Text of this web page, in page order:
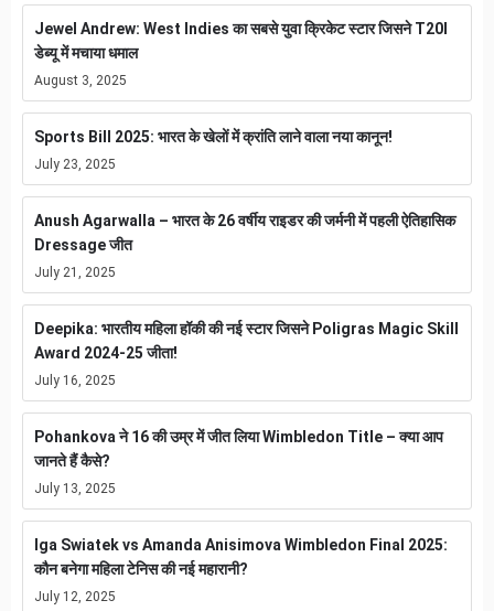
Jewel Andrew: West Indies का सबसे युवा क्रिकेट स्टार जिसने T20I
डेब्यू में मचाया धमाल
August 3, 2025
Sports Bill 2025: भारत के खेलों में क्रांति लाने वाला नया कानून!
July 23, 2025
Anush Agarwalla – भारत के 26 वर्षीय राइडर की जर्मनी में पहली ऐतिहासिक
Dressage जीत
July 21, 2025
Deepika: भारतीय महिला हॉकी की नई स्टार जिसने Poligras Magic Skill
Award 2024-25 जीता!
July 16, 2025
Pohankova ने 16 की उम्र में जीत लिया Wimbledon Title – क्या आप
जानते हैं कैसे?
July 13, 2025
Iga Swiatek vs Amanda Anisimova Wimbledon Final 2025:
कौन बनेगा महिला टेनिस की नई महारानी?
July 12, 2025